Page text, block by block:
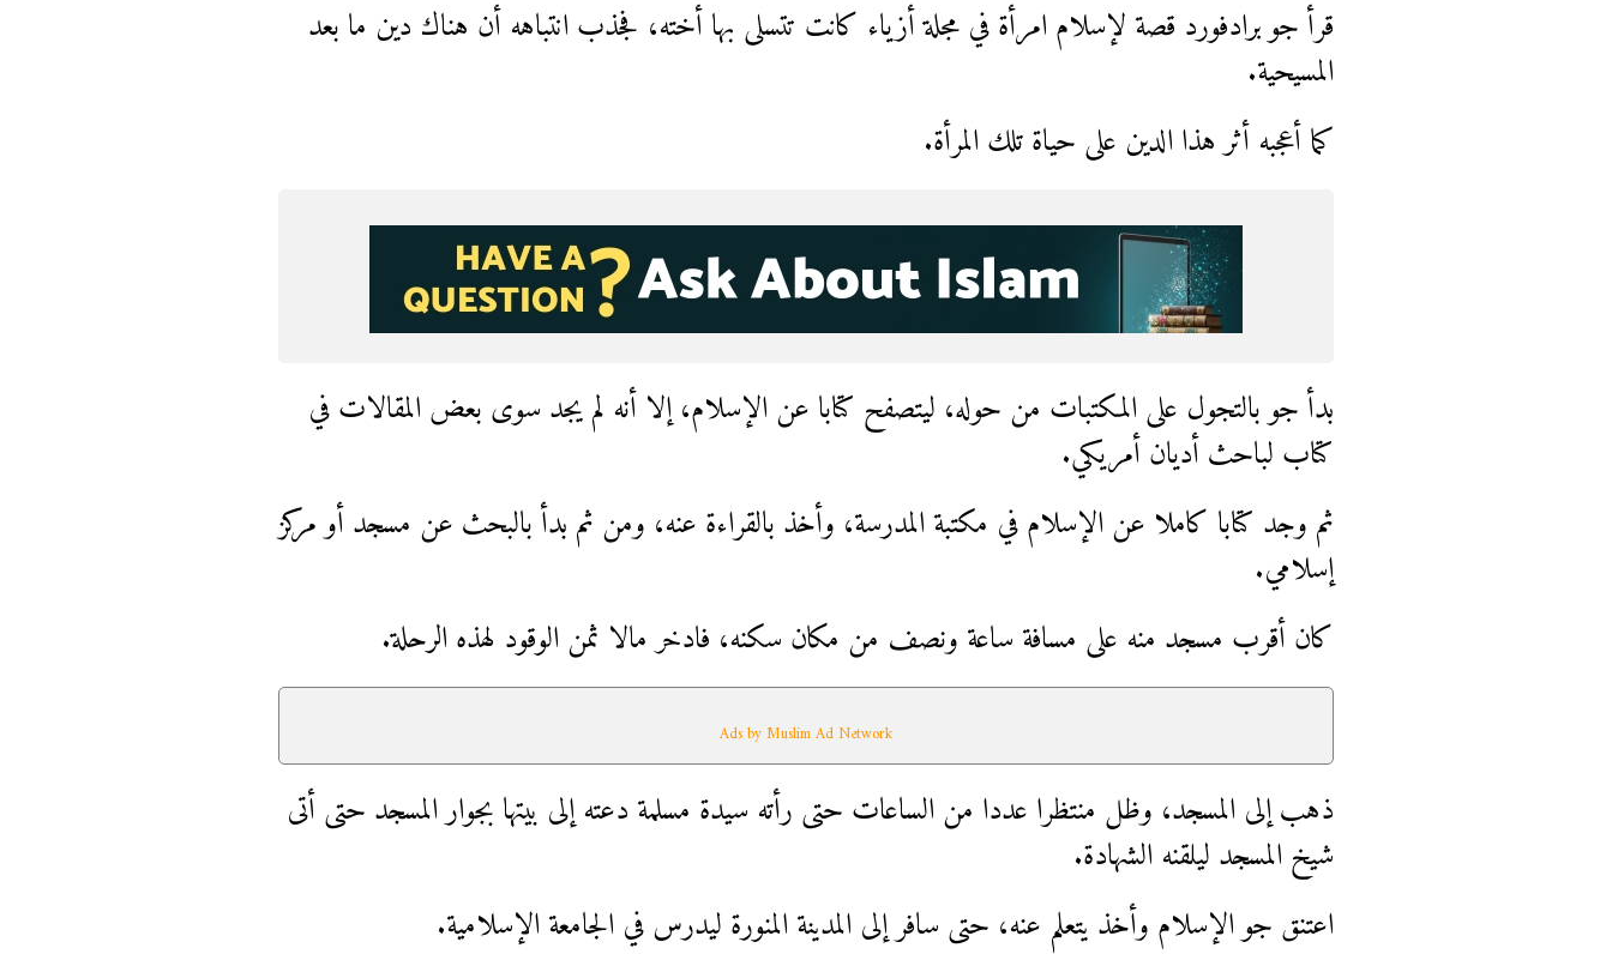
قرأ جو برادفورد قصة لإسلام امرأة في مجلة أزياء كانت تتسلى بها أخته، فجذب انتباهه أن هناك دين ما بعد
المسيحية.
كما أعجبه أثر هذا الدين على حياة تلك المرأة.
بدأ جو بالتجول على المكتبات من حوله، ليتصفح كتابا عن الإسلام، إلا أنه لم يجد سوى بعض المقالات في
كتاب لباحث أديان أمريكي.
ثم وجد كتابا كاملا عن الإسلام في مكتبة المدرسة، وأخذ بالقراءة عنه، ومن ثم بدأ بالبحث عن مسجد أو مركز
إسلامي.
كان أقرب مسجد منه على مسافة ساعة ونصف من مكان سكنه، فادخر مالا ثمن الوقود لهذه الرحلة.
Ads by Muslim Ad Network
ذهب إلى المسجد، وظل منتظرا عددا من الساعات حتى رأته سيدة مسلمة دعته إلى بيتها بجوار المسجد حتى أتى
شيخ المسجد ليلقنه الشهادة.
اعتنق جو الإسلام وأخذ يتعلم عنه، حتى سافر إلى المدينة المنورة ليدرس في الجامعة الإسلامية.